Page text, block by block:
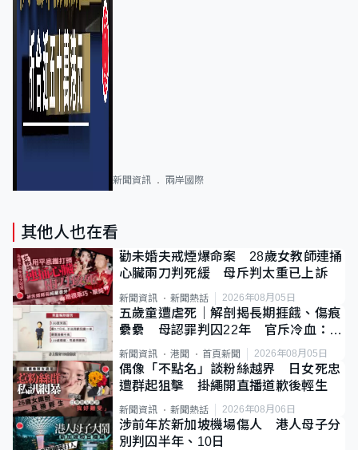
新聞資訊 兩岸國際
其他人也在看
勸未婚夫戒煙爆命案 28歲女教師連捅
心臟兩刀判死緩 母斥判太重已上訴
新聞資訊 新聞熱話 2026年08月05日
五歲童遭虐死｜解剖揭長期捱餓、傷痕
纍纍 母認罪判囚22年 官斥冷血：同
類案最惡劣
新聞資訊 港聞 首頁新聞 2026年08月05日
偶像「不點名」談粉絲越界 日女死忠
遭群起狙擊 掛繩開直播道歉後輕生
新聞資訊 新聞熱話 2026年08月06日
涉前年於新加坡機場傷人 港人母子分
別判囚半年、10日